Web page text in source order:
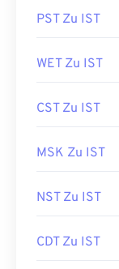
PST Zu IST
WET Zu IST
CST Zu IST
MSK Zu IST
NST Zu IST
CDT Zu IST